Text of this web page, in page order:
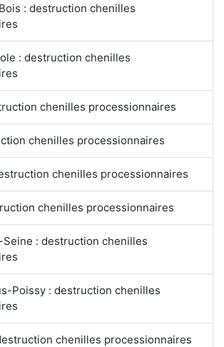
: destruction chenilles
: destruction chenilles
chenilles processionnaires
chenilles processionnaires
chenilles processionnaires
chenilles processionnaires
: destruction chenilles
Poissy : destruction chenilles
chenilles processionnaires